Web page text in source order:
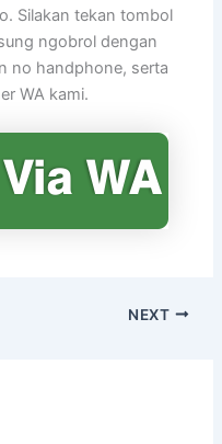
Silakan tekan tombol
ngobrol dengan
no handphone, serta
WA kami.
NEXT